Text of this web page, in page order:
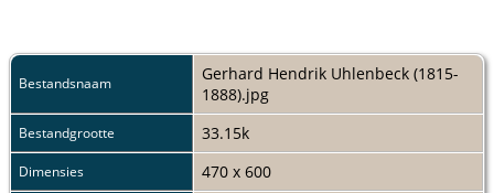
Bestandsnaam
Gerhard Hendrik Uhlenbeck (1815-
1888).jpg
Bestandgrootte 33.15k
Dimensies 470 x 600